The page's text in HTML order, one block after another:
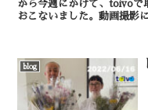
から今週にかけて、toivoで
おこないました。動画撮影
blog